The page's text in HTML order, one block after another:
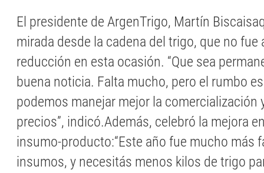
El presidente de ArgenTrigo, Martín
mirada desde la cadena del trigo, que no fue
reducción en esta ocasión. “Que sea
buena noticia. Falta mucho, pero el rumbo
podemos manejar mejor la comercialización
precios”, indicó.Además, celebró la mejora
insumo-producto:“Este año fue mucho más
insumos, y necesitás menos kilos de trigo